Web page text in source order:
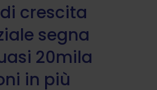
crescita
segna
20mila
in più